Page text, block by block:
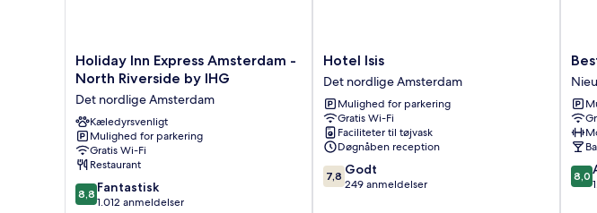
Holiday
Inn
Amsterdam
-
North
Riverside
by
IHG
Det
Holiday Inn Express Amsterdam -
North Riverside by IHG
Det nordlige Amsterdam
Kæledyrsvenligt
Mulighed for parkering
Gratis Wi-Fi
Restaurant
8.8
ud
8,8 Fantastisk
1.012 anmeldelser
Hotel
Isis
Det
nordlige
Amsterdam
Hotel Isis
Det nordlige Amsterdam
Mulighed for parkering
Gratis Wi-Fi
Faciliteter til tøjvask
Døgnåben reception
7.8
ud
7,8 Godt
249 anmeldelser
Best
8.0
ud
8,0